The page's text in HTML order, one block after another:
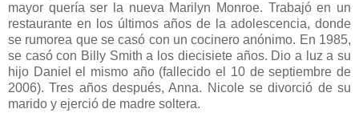
mayor quería ser la nueva Marilyn Monroe. Trabajó en un
restaurante en los últimos años de la adolescencia, donde
se rumorea que se casó con un cocinero anónimo. En 1985,
se casó con Billy Smith a los diecisiete años. Dio a luz a su
hijo Daniel el mismo año (fallecido el 10 de septiembre de
2006). Tres años después, Anna. Nicole se divorció de su
marido y ejerció de madre soltera.